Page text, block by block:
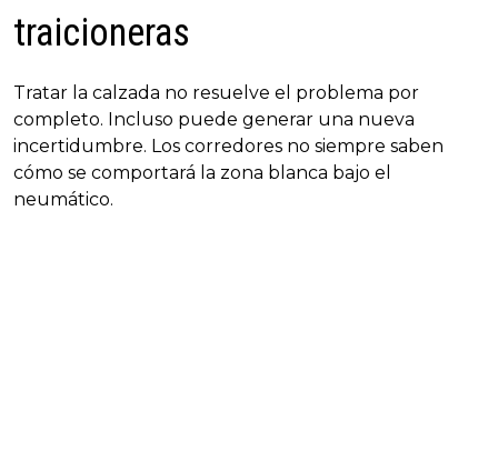
traicioneras
Tratar la calzada no resuelve el problema por
completo. Incluso puede generar una nueva
incertidumbre. Los corredores no siempre saben
cómo se comportará la zona blanca bajo el
neumático.